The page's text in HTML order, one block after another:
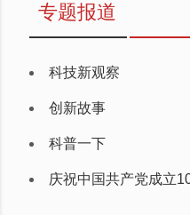
专题报道
科技新观察
创新故事
科普一下
庆祝中国共产党成立